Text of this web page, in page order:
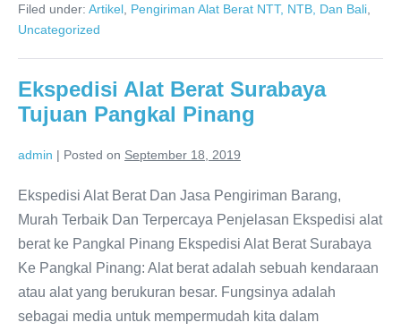
Surabaya
Ke
Denpasar
Filed under: Artikel Pengiriman Alat Berat NTT, NTB, Dan Bali
Uncategorized
Ekspedisi Alat Berat Surabaya
Tujuan Pangkal Pinang
admin | Posted on September 18, 2019
Ekspedisi Alat Berat Dan Jasa Pengiriman Barang,
Murah Terbaik Dan Terpercaya Penjelasan Ekspedisi alat
berat ke Pangkal Pinang Ekspedisi Alat Berat Surabaya
Ke Pangkal Pinang: Alat berat adalah sebuah kendaraan
atau alat yang berukuran besar. Fungsinya adalah
sebagai media untuk mempermudah kita dalam